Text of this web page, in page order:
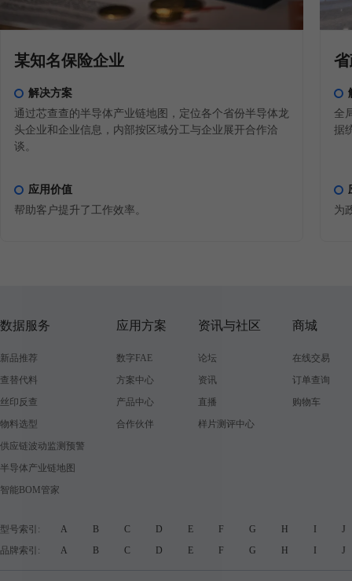
某知名保险企业
解决方案
通过芯查查的半导体产业链地图，定位各个省份半导体龙
头企业和企业信息，内部按区域分工与企业展开合作洽
谈。
应用价值
帮助客户提升了工作效率。
全
据
为
数据服务
新品推荐
查替代料
丝印反查
物料选型
供应链波动监测预警
半导体产业链地图
智能BOM管家
应用方案
数字FAE
方案中心
产品中心
合作伙伴
资讯与社区
论坛
资讯
直播
样片测评中心
商城
在线交易
订单查询
购物车
型号索引: A B C D E F G H
品牌索引:
A B C D E F G H